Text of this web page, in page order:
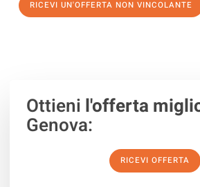
RICEVI UN'OFFERTA NON VINCOLANTE
Ottieni l'offerta
Genova:
RICEVI OFFERTA